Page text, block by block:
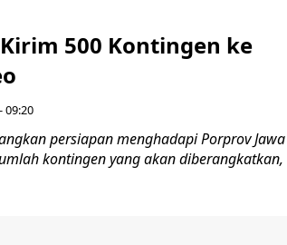
500 Kontingen ke
09:20
persiapan menghadapi Porprov Jawa
kontingen yang akan diberangkatkan,